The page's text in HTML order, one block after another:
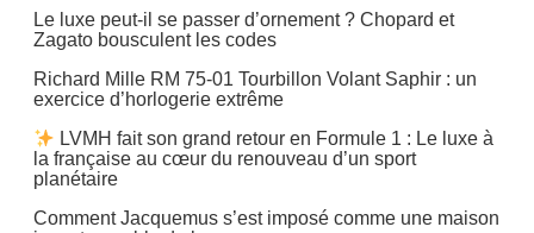
Le luxe peut-il se passer d’ornement ? Chopard et
Zagato bousculent les codes
Richard Mille RM 75-01 Tourbillon Volant Saphir : un
exercice d’horlogerie extrême
LVMH fait son grand retour en Formule 1 : Le luxe à
la française au cœur du renouveau d’un sport
planétaire
Comment Jacquemus s’est imposé comme une maison